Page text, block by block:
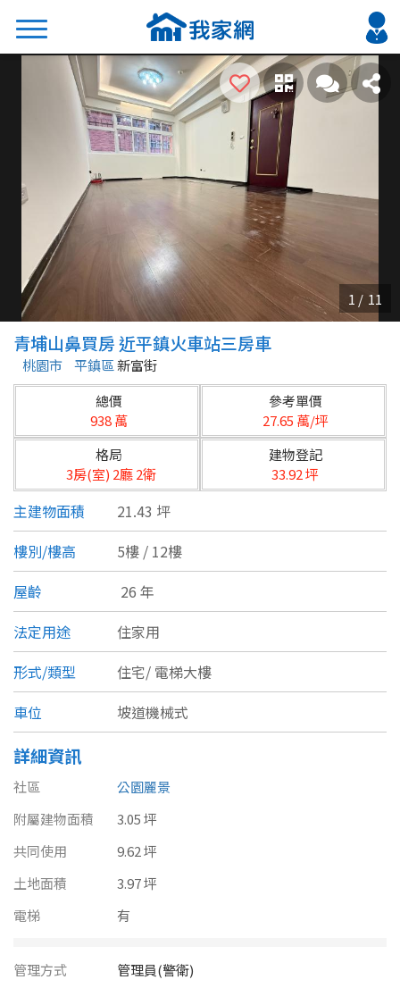
搜尋
熱門關鍵字
2026 台北降價好屋限量釋出
2026 新北降價好屋限量釋出
2026 台中降價好屋限量釋出
2026 台南降價好屋限量釋出
2026 高雄降價好屋限量釋出
縣市
不限
台北市
基隆市
新北市
宜蘭縣
桃園市
新竹市
新竹縣
苗栗縣
台中市
雲林縣
嘉義市
嘉義縣
台南市
區域
類型(可複選)
公寓
別墅 透天厝
農舍 辦公
坪數
不拘
60~70 坪
青埔山鼻買房 近平鎮火車站三房車
桃園市 平鎮區新富街
總價
938 萬
參考單價
27.65 萬/坪
格局
3房(室) 2廳 2衛
建物登記
33.92 坪
主建物面積
21.43 坪
樓別/樓高
5樓 / 12樓
屋齡
26 年
法定用途
住家用
形式/類型
住宅/ 電梯大樓
車位
坡道機械式
詳細資訊
社區
公園麗景
附屬建物面積
3.05 坪
共同使用
9.62 坪
土地面積
3.97 坪
電梯
有
管理方式
管理員(警衛)